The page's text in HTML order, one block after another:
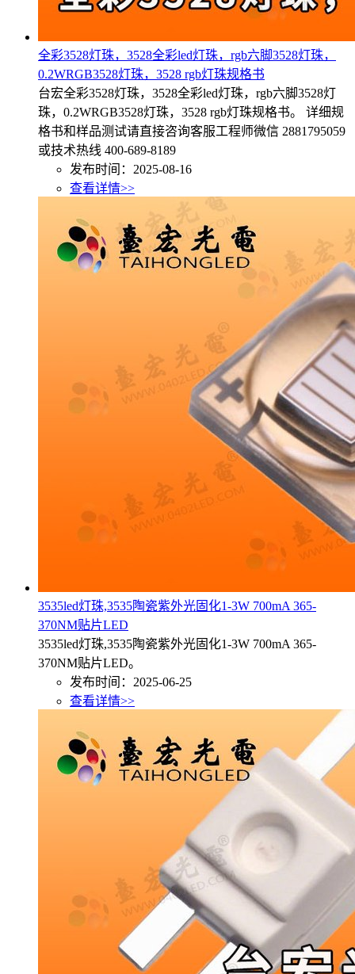
全彩3528灯珠，3528全彩led灯珠，rgb六脚3528灯珠，
0.2WRGB3528灯珠，3528 rgb灯珠规格书
台宏全彩3528灯珠，3528全彩led灯珠，rgb六脚3528灯
珠，0.2WRGB3528灯珠，3528 rgb灯珠规格书。 详细规
格书和样品测试请直接咨询客服工程师微信 2881795059
或技术热线 400-689-8189
发布时间：2025-08-16
查看详情>>
3535led灯珠,3535陶瓷紫外光固化1-3W 700mA 365-
370NM贴片LED
3535led灯珠,3535陶瓷紫外光固化1-3W 700mA 365-
370NM贴片LED。
发布时间：2025-06-25
查看详情>>